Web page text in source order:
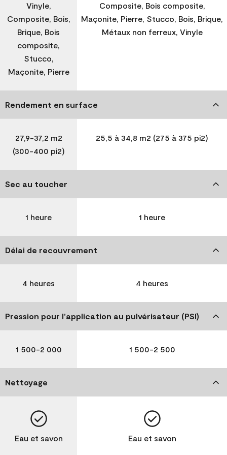
Vinyle,
Composite, Bois,
Brique, Bois
composite,
Stucco,
Maçonite, Pierre
Composite, Bois composite,
Maçonite, Pierre, Stucco, Bois, Brique,
Métaux non ferreux, Vinyle
Rendement en surface
27,9-37,2 m2
(300-400 pi2)
25,5 à 34,8 m2 (275 à 375 pi2)
Sec au toucher
1 heure 1 heure
Délai de recouvrement
4 heures 4 heures
Pression pour l’application au pulvérisateur (PSI)
1 500-2 000 1 500-2 500
Nettoyage
Eau et savon Eau et savon